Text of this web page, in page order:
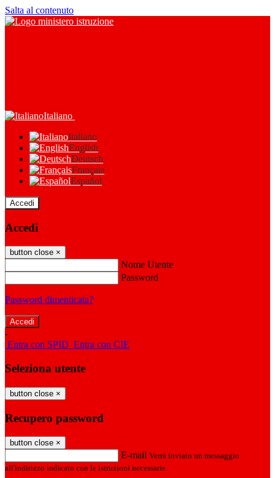
Salta al contenuto
Italiano
Italiano
English
Deutsch
Français
Español
Accedi
Accedi
button close ×
Nome Utente
Password
Password dimenticata?
-
Entra con SPID Entra con CIE
Seleziona utente
button close ×
Recupero password
button close ×
E-mail Verrà inviato un messaggio
all'indirizzo indicato con le istruzioni necessarie.